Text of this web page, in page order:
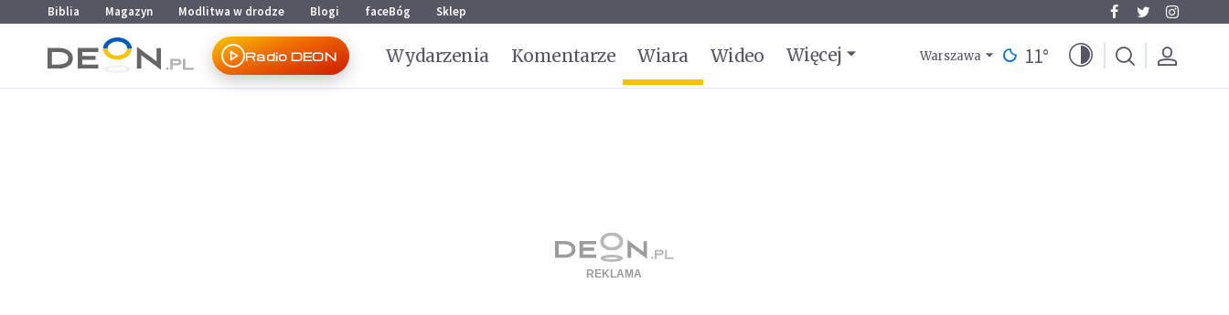
Przejdź do menu głównego
Przejdź do treści
Biblia Magazyn Modlitwa w drodze Blogi faceBóg Sklep
Radio DEON Wydarzenia Komentarze Wiara Wideo Więcej Warszawa 11°